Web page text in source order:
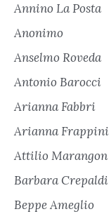
Annino La Posta
Anonimo
Anselmo Roveda
Antonio Barocci
Arianna Fabbri
Arianna Frappini
Attilio Marangon
Barbara Crepaldi
Beppe Ameglio